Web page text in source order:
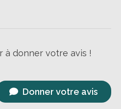
à donner votre avis !
Donner votre avis